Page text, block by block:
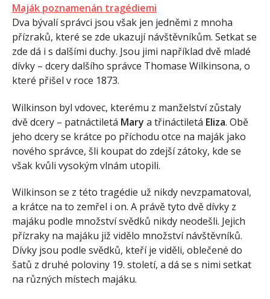
Maják poznamenán tragédiemi
Dva bývalí správci jsou však jen jedněmi z mnoha
přízraků, které se zde ukazují návštěvníkům. Setkat se
zde dá i s dalšími duchy. Jsou jimi například dvě mladé
dívky – dcery dalšího správce Thomase Wilkinsona, o
které přišel v roce 1873.
Wilkinson byl vdovec, kterému z manželství zůstaly
dvě dcery – patnáctiletá Mary a třináctiletá Eliza. Obě
jeho dcery se krátce po příchodu otce na maják jako
nového správce, šli koupat do zdejší zátoky, kde se
však kvůli vysokým vlnám utopili.
Wilkinson se z této tragédie už nikdy nevzpamatoval,
a krátce na to zemřel i on. A právě tyto dvě dívky z
majáku podle množství svědků nikdy neodešli. Jejich
přízraky na majáku již vidělo množství návštěvníků.
Dívky jsou podle svědků, kteří je viděli, oblečené do
šatů z druhé poloviny 19. století, a dá se s nimi setkat
na různých místech majáku.